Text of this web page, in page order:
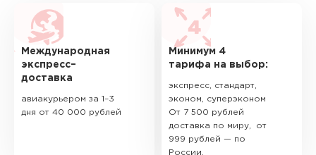
Международная
экспресс–
доставка
авиакурьером за 1–3
дня от 40 000 рублей
Минимум 4
тарифа на выбор:
экспресс, стандарт,
эконом, суперэконом
От 7 500 рублей
доставка по миру, от
999 рублей — по
России.